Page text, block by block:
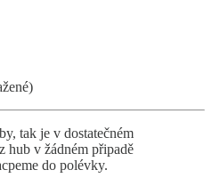
tak je v dostatečném
hub v žádném připadě
do polévky.